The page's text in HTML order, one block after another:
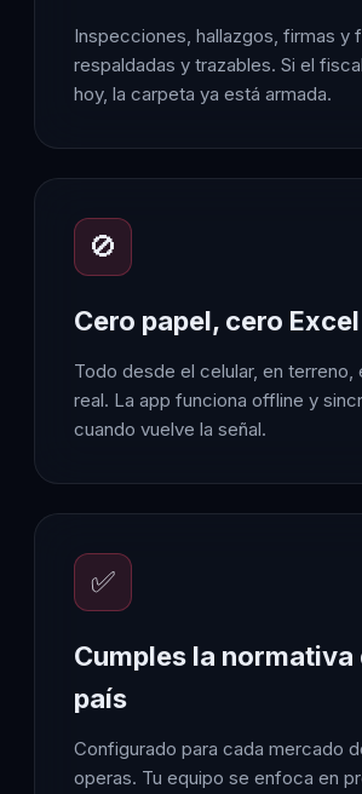
Inspecciones, hallazgos, firmas y
respaldadas y trazables. Si el
hoy, la carpeta ya está armada.
🚫
Cero papel, cero Excel
Todo desde el celular, en terreno,
real. La app funciona offline y
cuando vuelve la señal.
✅
Cumples la normativa
país
Configurado para cada mercado
operas. Tu equipo se enfoca en